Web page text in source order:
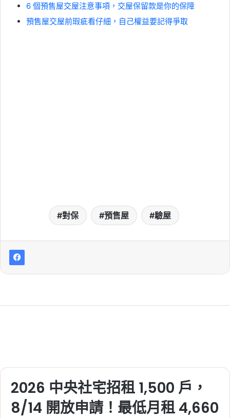
6 個預售屋交屋注意事項，交屋保留款是你的保障
預售屋交屋前瑕疵看仔細，自己權益要記得爭取
對保 預售屋 驗屋
2026 中央社宅招租 1,500 戶，
8/14 開放申請！最低月租 4,660